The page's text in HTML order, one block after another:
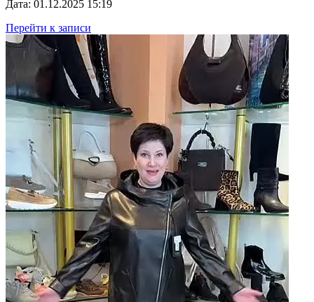
Дата: 01.12.2025 15:19
Перейти к записи